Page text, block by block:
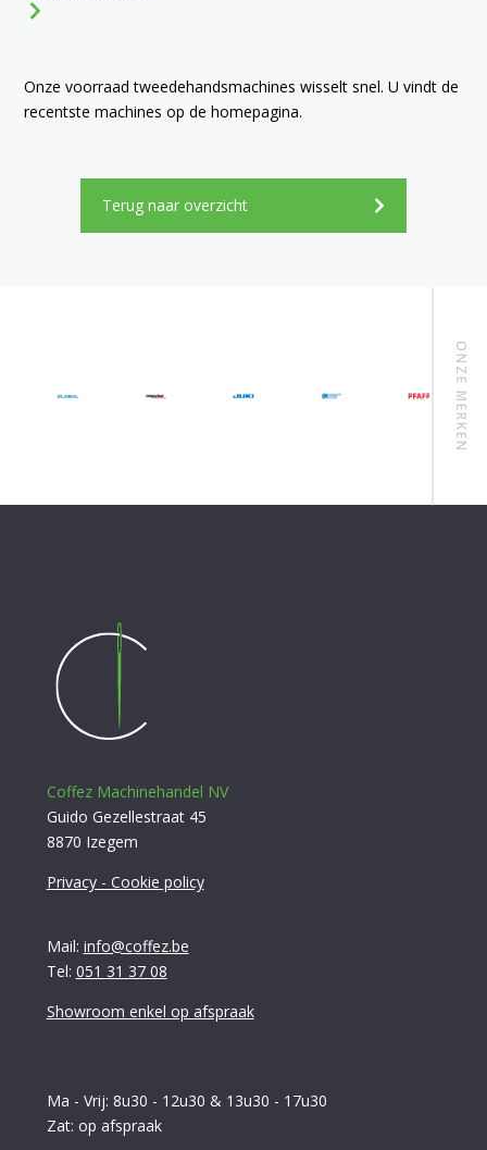
Onze voorraad tweedehandsmachines wisselt snel. U vindt de
recentste machines op de homepagina.
Terug naar overzicht
ONZE MERKEN
Coffez Machinehandel NV
Guido Gezellestraat 45
8870 Izegem
Privacy - Cookie policy
Mail: info@coffez.be
Tel: 051 31 37 08
Showroom enkel op afspraak
Ma - Vrij: 8u30 - 12u30 & 13u30 - 17u30
Zat: op afspraak